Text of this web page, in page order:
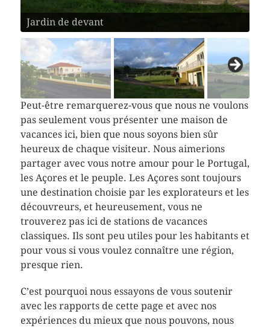
Jardin de devant
De loin
Peut-être remarquerez-vous que nous ne voulons
pas seulement vous présenter une maison de
vacances ici, bien que nous soyons bien sûr
heureux de chaque visiteur. Nous aimerions
partager avec vous notre amour pour le Portugal,
les Açores et le peuple. Les Açores sont toujours
une destination choisie par les explorateurs et les
découvreurs, et heureusement, vous ne
trouverez pas ici de stations de vacances
classiques. Ils sont peu utiles pour les habitants et
pour vous si vous voulez connaître une région,
presque rien.
C’est pourquoi nous essayons de vous soutenir
avec les rapports de cette page et avec nos
expériences du mieux que nous pouvons, nous